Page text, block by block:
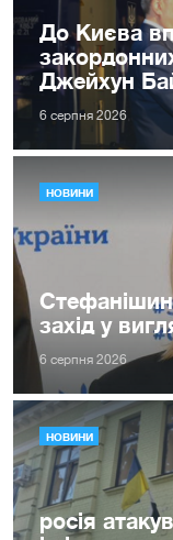
До Києва
Джейхун
6 серпня 2026
НОВИНИ
захід у
6 серпня 2026
НОВИНИ
росія